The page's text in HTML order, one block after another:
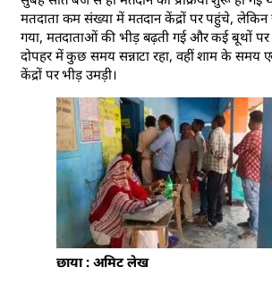
मतदाता कम संख्या में मतदान केंद्रों पर पहुंचे,
गया, मतदाताओं की भीड़ बढ़ती गई और कई बूथों पर
दोपहर में कुछ समय सन्नाटा रहा, वहीं शाम के समय
केंद्रों पर भीड़ उमड़ी।
छाया : अमिट लेख